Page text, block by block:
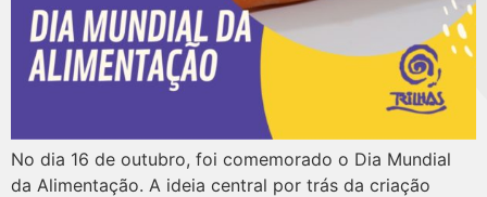
No dia 16 de outubro, foi comemorado o Dia Mundial
da Alimentação. A ideia central por trás da criação